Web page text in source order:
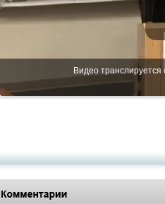
Видео